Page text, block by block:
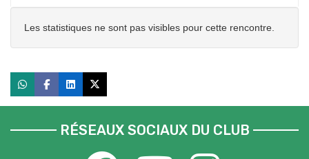
Les statistiques ne sont pas visibles pour cette rencontre.
RÉSEAUX SOCIAUX DU CLUB